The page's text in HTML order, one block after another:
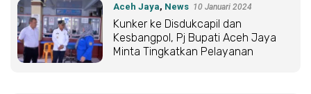
Aceh Jaya, News 10 Januari 2024
Kunker ke Disdukcapil dan
Kesbangpol, Pj Bupati Aceh Jaya
Minta Tingkatkan Pelayanan